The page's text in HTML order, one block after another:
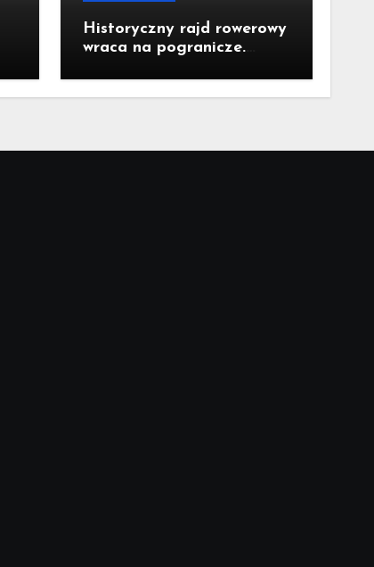
Historyczny rajd rowerowy
wraca na pogranicze.
dołączyć